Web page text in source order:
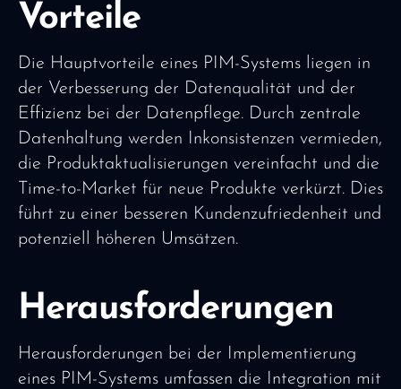
Vorteile
Die Hauptvorteile eines PIM-Systems liegen in
der Verbesserung der Datenqualität und der
Effizienz bei der Datenpflege. Durch zentrale
Datenhaltung werden Inkonsistenzen vermieden,
die Produktaktualisierungen vereinfacht und die
Time-to-Market für neue Produkte verkürzt. Dies
führt zu einer besseren Kundenzufriedenheit und
potenziell höheren Umsätzen.
Herausforderungen
Herausforderungen bei der Implementierung
eines PIM-Systems umfassen die Integration mit